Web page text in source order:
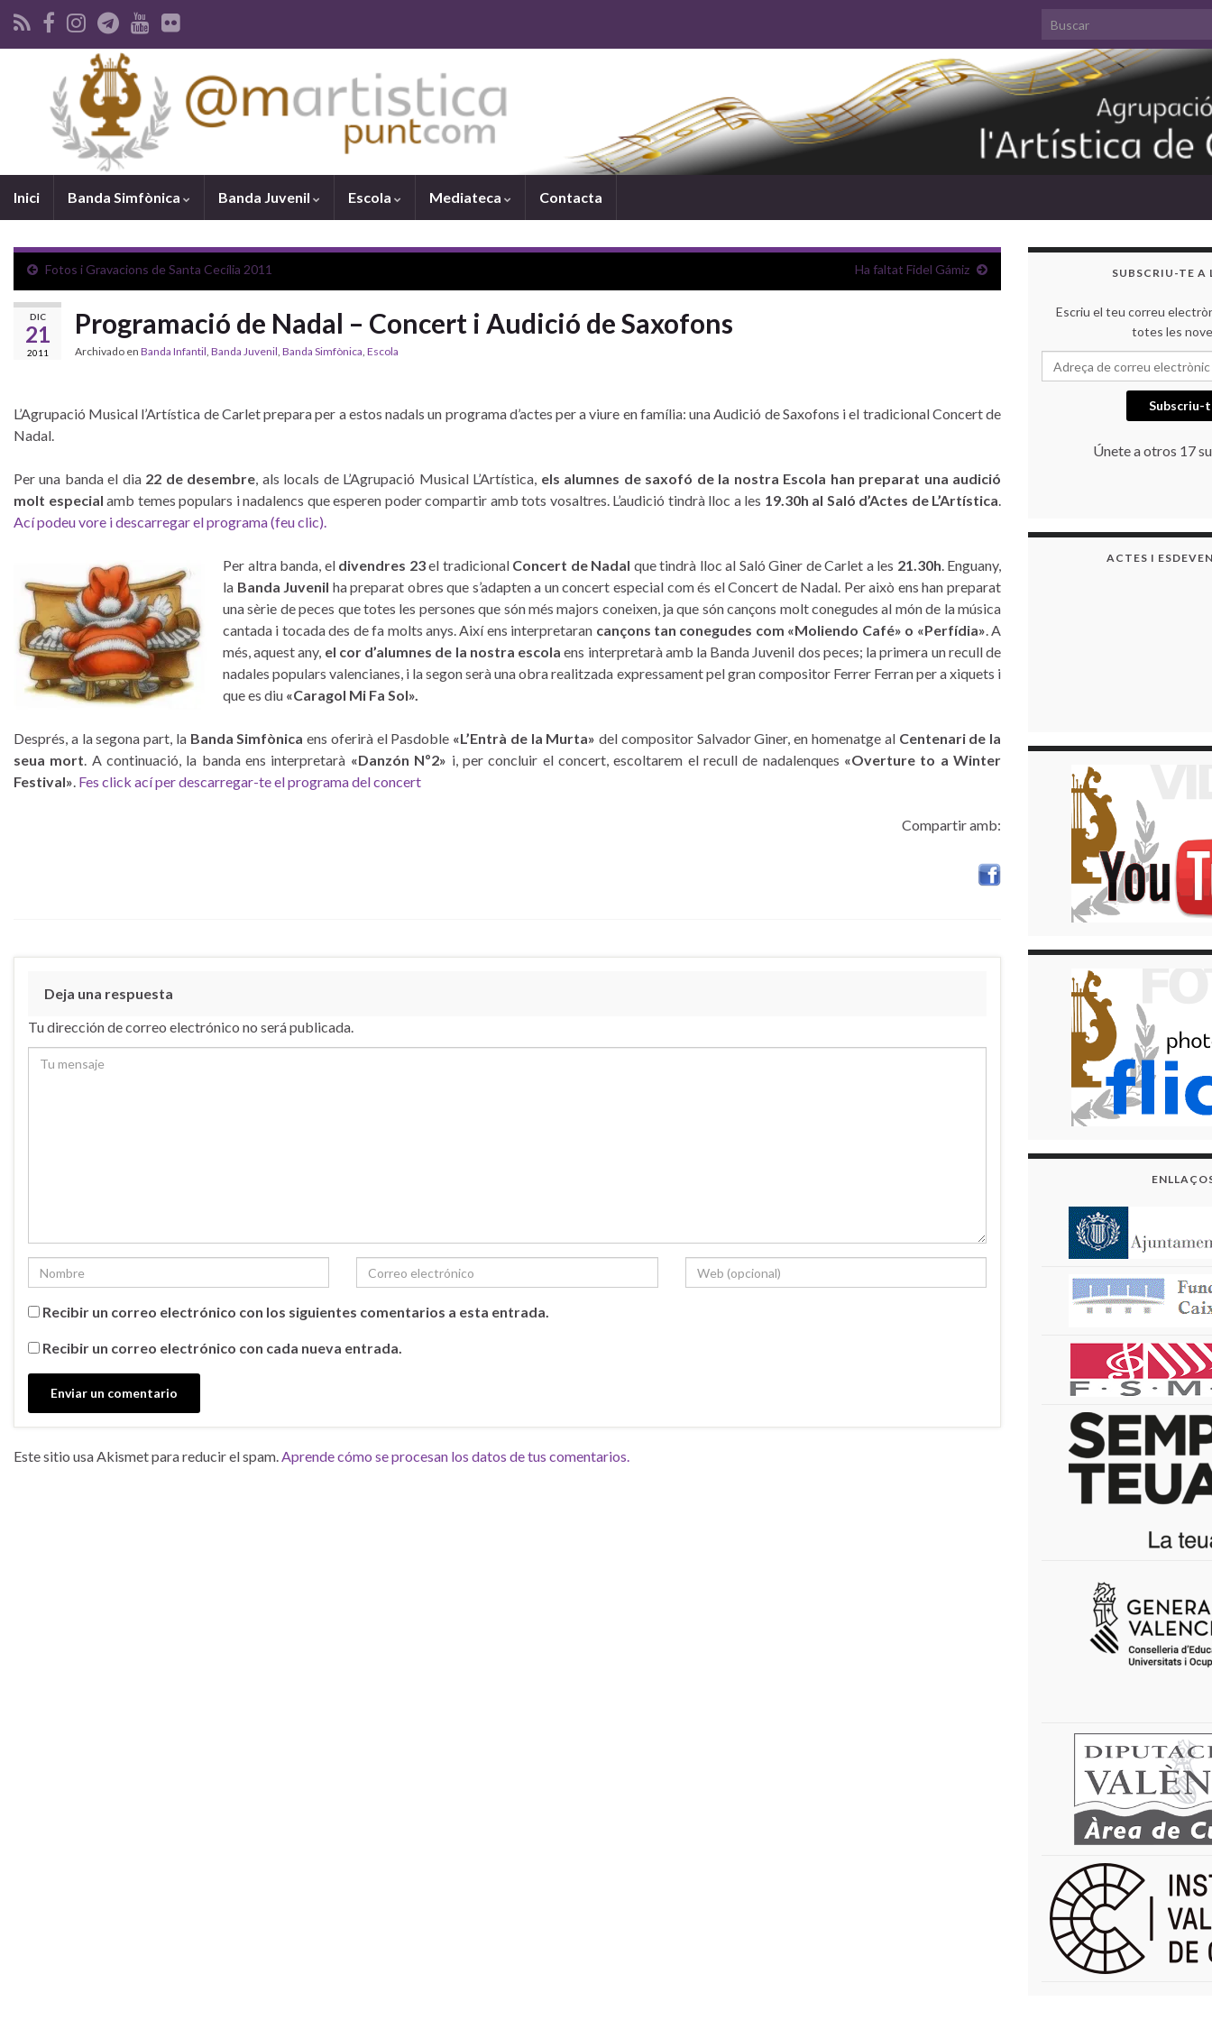
Search for:
Inici Banda Simfònica Banda Juvenil Escola Mediateca Contacta
Fotos i Gravacions de Santa Cecília 2011 Ha faltat Fidel Gámiz
DIC
21
2011
Programació de Nadal – Concert i Audició de Saxofons
Archivado en Banda Infantil, Banda Juvenil, Banda Simfònica, Escola
L’Agrupació Musical l’Artística de Carlet prepara per a estos nadals un programa d’actes per a viure en família: una Audició de Saxofons i el tradicional Concert de
Nadal.
Per una banda el dia 22 de desembre, als locals de L’Agrupació Musical L’Artística, els alumnes de saxofó de la nostra Escola han preparat una audició
molt especial amb temes populars i nadalencs que esperen poder compartir amb tots vosaltres. L’audició tindrà lloc a les 19.30h al Saló d’Actes de L’Artística.
Ací podeu vore i descarregar el programa (feu clic).
Per altra banda, el divendres 23el tradicional Concert de Nadal que tindrà lloc al Saló Giner de Carlet a les 21.30h. Enguany,
la Banda Juvenil ha preparat obres que s’adapten a un concert especial com és el Concert de Nadal. Per això ens han preparat
una sèrie de peces que totes les persones que són més majors coneixen, ja que són cançons molt conegudes al món de la música
cantada i tocada des de fa molts anys. Així ens interpretaran cançons tan conegudes com «Moliendo Café» o «Perfídia». A
més, aquest any, el cor d’alumnes de la nostra escola ens interpretarà amb la Banda Juvenil dos peces; la primera un recull de
nadales populars valencianes, i la segon serà una obra realitzada expressament pel gran compositor Ferrer Ferran per a xiquets i
que es diu «Caragol Mi Fa Sol».
Després, a la segona part, la Banda Simfònica ens oferirà el Pasdoble «L’Entrà de la Murta» del compositor Salvador Giner, en homenatge al Centenari de la
seua mort. A continuació, la banda ens interpretarà «Danzón Nº2» i, per concluir el concert, escoltarem el recull de nadalenques «Overture to a Winter
Festival». Fes click ací per descarregar-te el programa del concert
Compartir amb:
Deja una respuesta
Tu dirección de correo electrónico no será publicada.
Recibir un correo electrónico con los siguientes comentarios a esta entrada.
Recibir un correo electrónico con cada nueva entrada.
Este sitio usa Akismet para reducir el spam.Aprende cómo se procesan los datos de tus comentarios.
SUBSCRIU-TE A
Escriu el teu correu
totes les
Subscriu-
Únete a otros 17
ACTES I